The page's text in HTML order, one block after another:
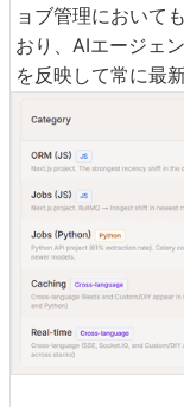
ョブ管理において
おり、AIエージェ
を反映して常に最